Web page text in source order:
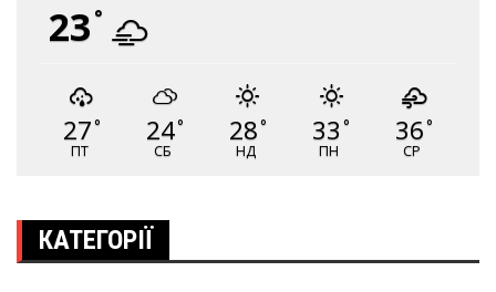
23 °
27°
ПТ
24°
СБ
28°
НД
33 °
ПН
36°
СР
КАТЕГОРІЇ